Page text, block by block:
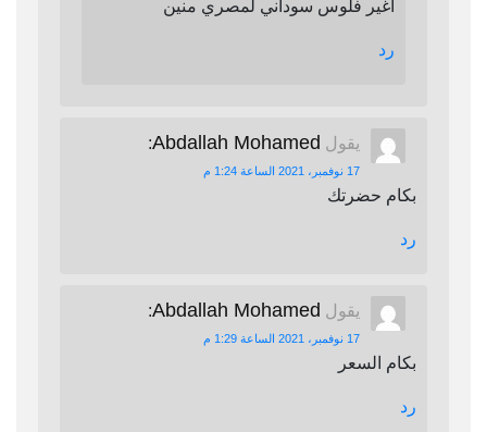
اغير فلوس سوداني لمصري منين
رد
يقول Abdallah Mohamed
:
17 نوفمبر، 2021 الساعة 1:24 م
بكام حضرتك
رد
يقول Abdallah Mohamed
:
17 نوفمبر، 2021 الساعة 1:29 م
بكام السعر
رد